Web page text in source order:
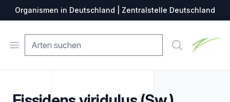
Organismen in Deutschland | Zentralstelle Deutschland
Open menu Suche